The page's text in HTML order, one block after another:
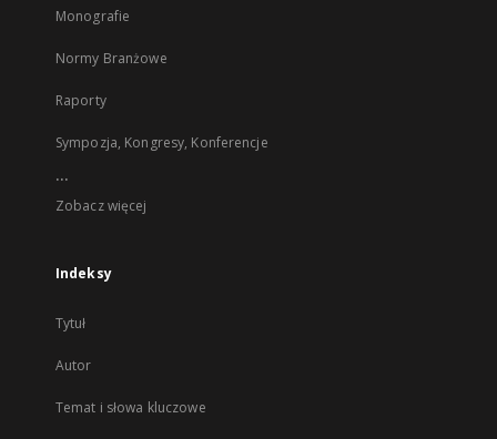
Monografie
Normy Branżowe
Raporty
Sympozja, Kongresy, Konferencje
...
Zobacz więcej
Indeksy
Tytuł
Autor
Temat i słowa kluczowe